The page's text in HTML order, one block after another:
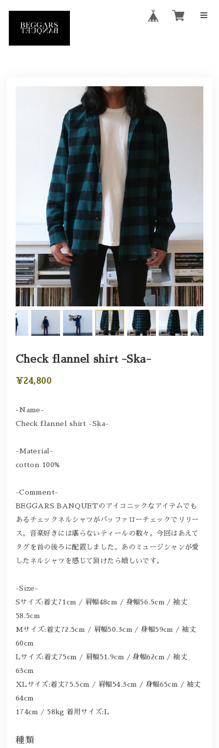
Check flannel shirt -Ska-
¥24,800
-Name-
Check flannel shirt -Ska-
-Material-
cotton 100%
-Comment-
BEGGARS BANQUETのアイコニックなアイテムでも
あるチェックネルシャツがバッファローチェックでリリー
ス。音楽好きには堪らないティールの数々。今回はあえて
タグを首の後ろに配置しました。あのミュージシャンが愛
したネルシャツを感じて頂けたら嬉しいです。
-Size-
Sサイズ:着丈71cm / 肩幅48cm / 身幅56.5cm / 袖丈
58.5cm
Mサイズ:着丈72.5cm / 肩幅50.3cm / 身幅59cm / 袖丈
60cm
Lサイズ:着丈75cm / 肩幅51.9cm / 身幅62cm / 袖丈
63cm
XLサイズ:着丈75.5cm / 肩幅54.3cm / 身幅65cm / 袖丈
64cm
174cm / 58kg 着用サイズ:L
種類